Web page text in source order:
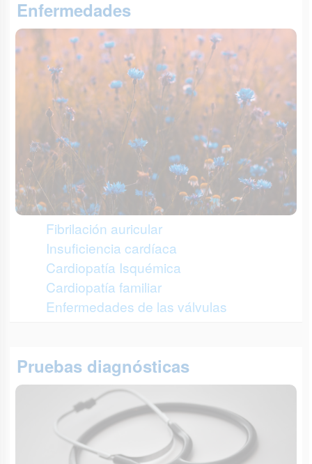
Enfermedades
Fibrilación auricular
Insuficiencia cardíaca
Cardiopatía Isquémica
Cardiopatía familiar
Enfermedades de las válvulas
Pruebas diagnósticas